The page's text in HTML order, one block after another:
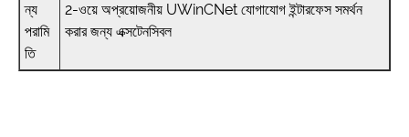
ন্য
পরামি
তি
2-ওয়ে অপ্রয়োজনীয় UWinCNet যোগাযোগ ইন্টারফেস সমর্থন
করার জন্য এক্সটেনসিবল